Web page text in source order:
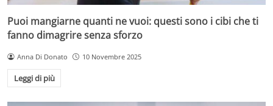
Puoi mangiarne quanti ne vuoi: questi sono i cibi che ti
fanno dimagrire senza sforzo
Anna Di Donato 10 Novembre 2025
Leggi di più